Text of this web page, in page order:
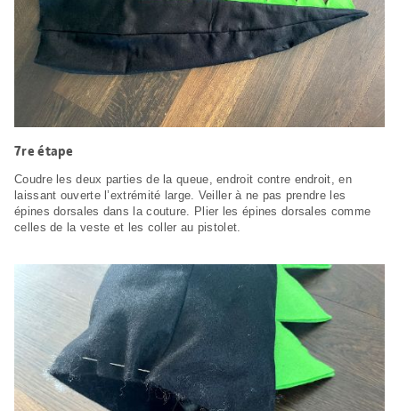
7re étape
Coudre les deux parties de la queue, endroit contre endroit, en
laissant ouverte l’extrémité large. Veiller à ne pas prendre les
épines dorsales dans la couture. Plier les épines dorsales comme
celles de la veste et les coller au pistolet.